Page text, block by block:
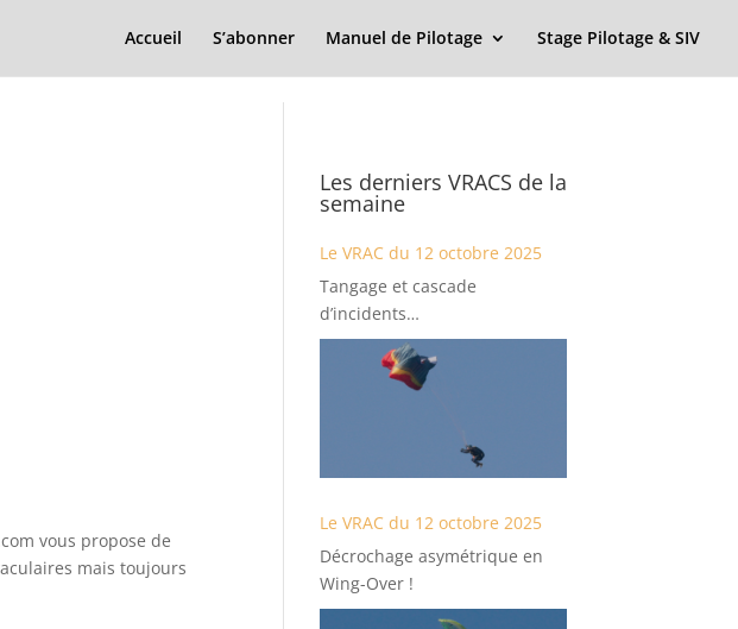
Accueil S’abonner Manuel de Pilotage Stage Pilotage & SIV
vous propose de
mais toujours
Les derniers VRACS de la
semaine
Le VRAC du 12 octobre 2025
Tangage et cascade
d’incidents…
Le VRAC du 12 octobre 2025
Décrochage asymétrique en
Wing-Over !